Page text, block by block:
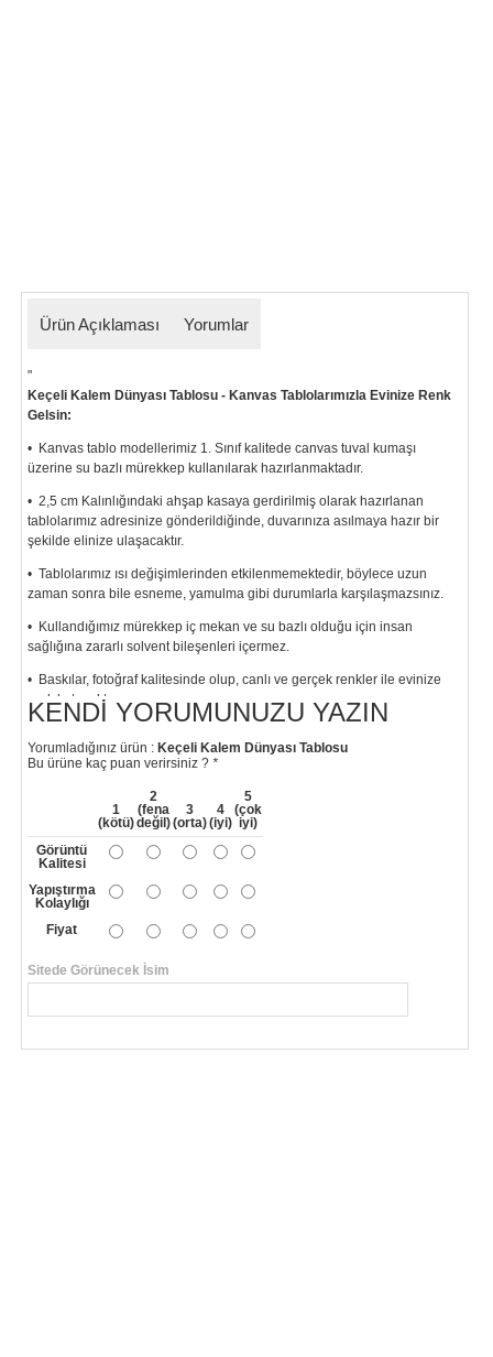
Ürün Açıklaması Yorumlar
"
Keçeli Kalem Dünyası Tablosu - Kanvas Tablolarımızla Evinize Renk
Gelsin:
• Kanvas tablo modellerimiz 1. Sınıf kalitede canvas tuval kumaşı
üzerine su bazlı mürekkep kullanılarak hazırlanmaktadır.
• 2,5 cm Kalınlığındaki ahşap kasaya gerdirilmiş olarak hazırlanan
tablolarımız adresinize gönderildiğinde, duvarınıza asılmaya hazır bir
şekilde elinize ulaşacaktır.
• Tablolarımız ısı değişimlerinden etkilenmemektedir, böylece uzun
zaman sonra bile esneme, yamulma gibi durumlarla karşılaşmazsınız.
• Kullandığımız mürekkep iç mekan ve su bazlı olduğu için insan
sağlığına zararlı solvent bileşenleri içermez.
• Baskılar, fotoğraf kalitesinde olup, canlı ve gerçek renkler ile evinize
renk katacaktır.
KENDI YORUMUNUZU YAZIN
Yorumladığınız ürün : Keçeli Kalem Dünyası Tablosu
Bu ürüne kaç puan verirsiniz ? *
1
(kötü)
2
(fena
değil)
3
(orta)
4
(iyi)
5
(çok
iyi)
Görüntü
Kalitesi
Yapıştırma
Kolaylığı
Fiyat
Sitede Görünecek İsim